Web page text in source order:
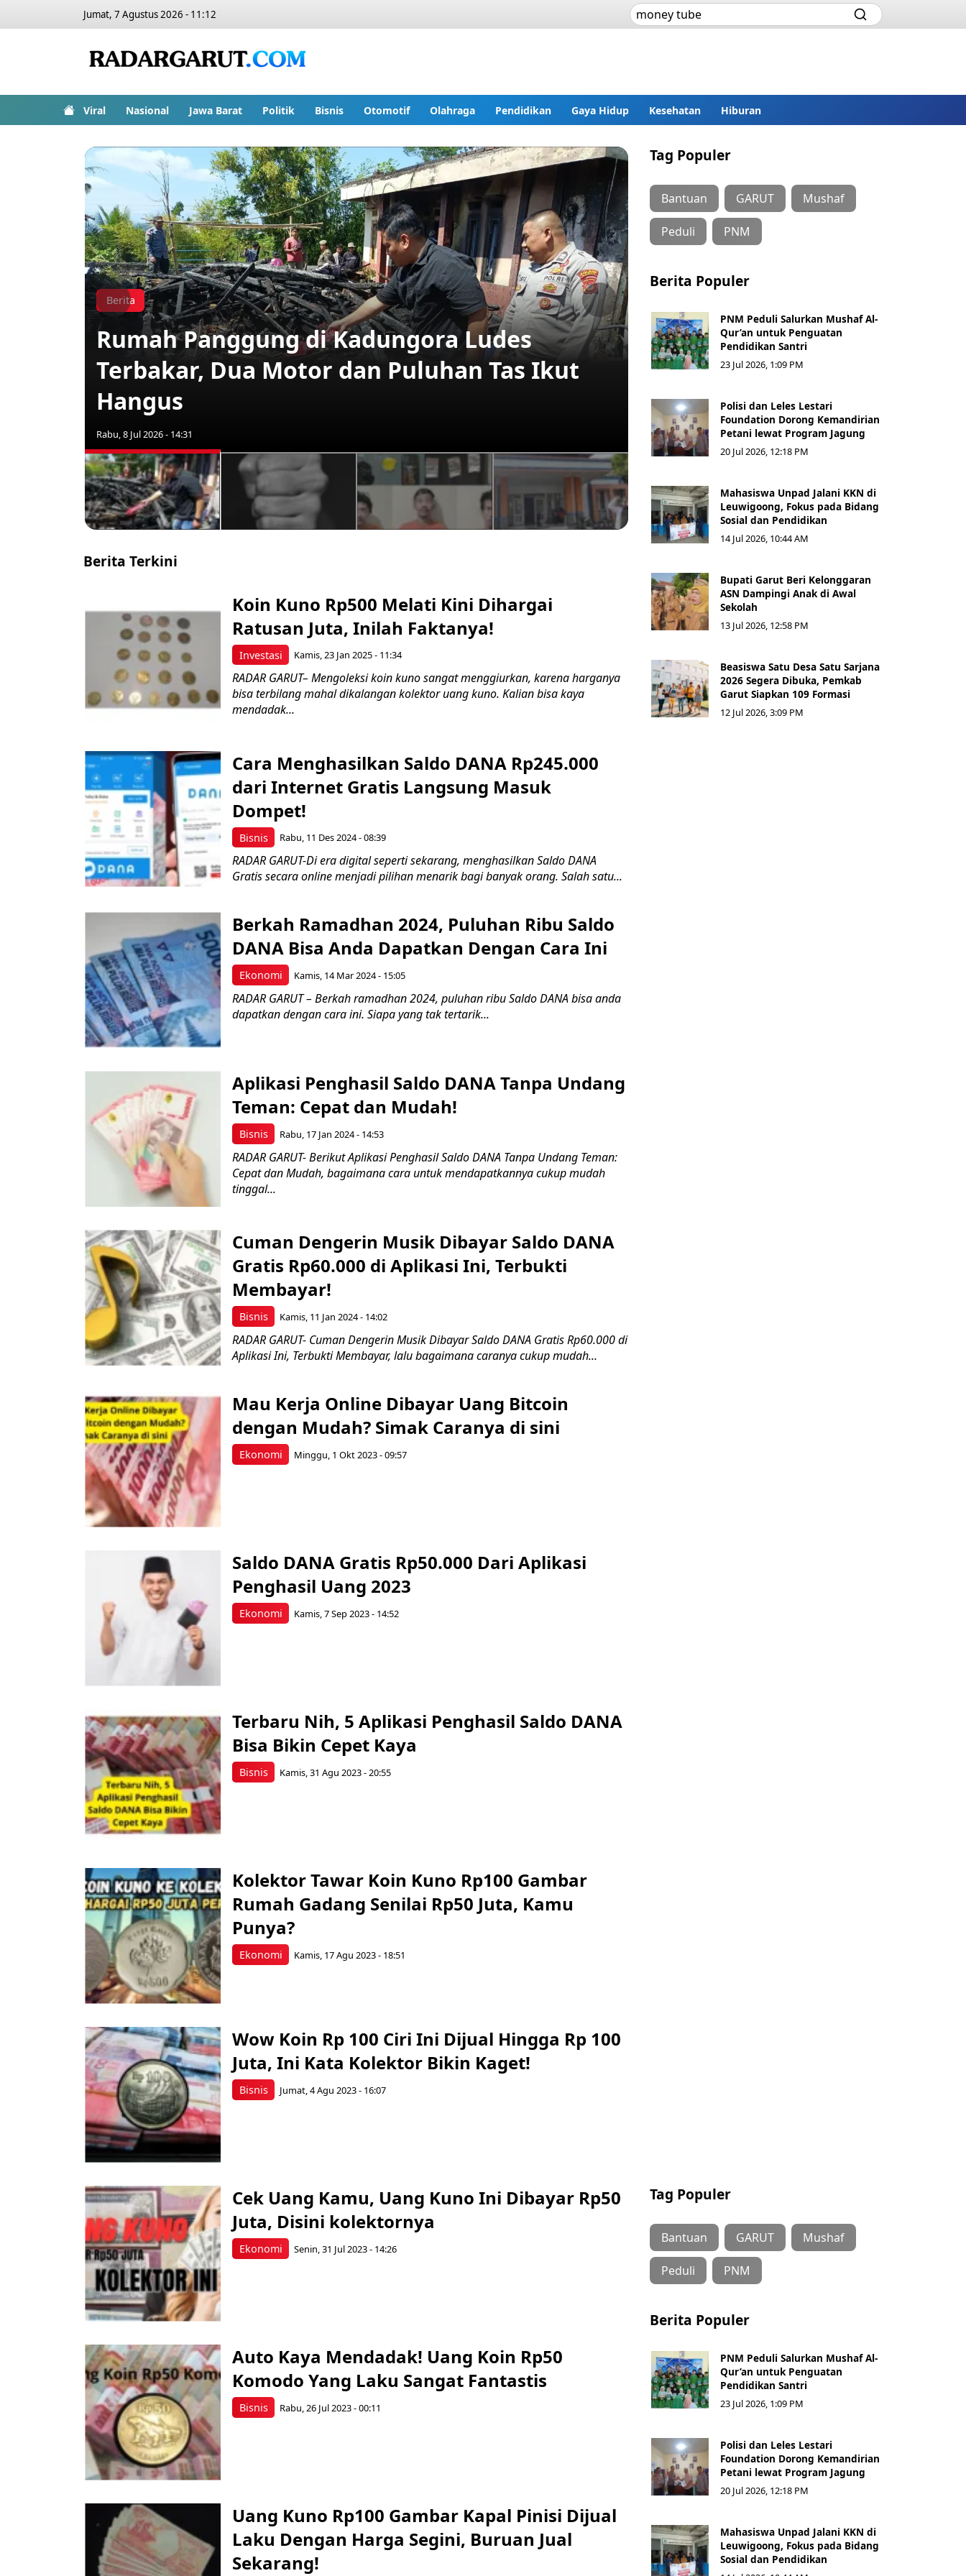
Jumat, 7 Agustus 2026 - 11:12
Viral Nasional Jawa Barat Politik Bisnis Otomotif Olahraga Pendidikan Gaya Hidup Kesehatan Hiburan
Berita
Rumah Panggung di Kadungora Ludes
Terbakar, Dua Motor dan Puluhan Tas Ikut
Hangus
Rabu, 8 Jul 2026 - 14:31
Previous Next
Berita Terkini
Investasi
Koin Kuno Rp500 Melati Kini Dihargai
Ratusan Juta, Inilah Faktanya!
Kamis, 23 Jan 2025 - 11:34
RADAR GARUT– Mengoleksi koin kuno sangat menggiurkan, karena harganya
bisa terbilang mahal dikalangan kolektor uang kuno. Kalian bisa kaya
mendadak...
Bisnis
Cara Menghasilkan Saldo DANA Rp245.000
dari Internet Gratis Langsung Masuk
Dompet!
Rabu, 11 Des 2024 - 08:39
RADAR GARUT-Di era digital seperti sekarang, menghasilkan Saldo DANA
Gratis secara online menjadi pilihan menarik bagi banyak orang. Salah satu...
Ekonomi
Berkah Ramadhan 2024, Puluhan Ribu Saldo
DANA Bisa Anda Dapatkan Dengan Cara Ini
Kamis, 14 Mar 2024 - 15:05
RADAR GARUT – Berkah ramadhan 2024, puluhan ribu Saldo DANA bisa anda
dapatkan dengan cara ini. Siapa yang tak tertarik...
Bisnis
Aplikasi Penghasil Saldo DANA Tanpa Undang
Teman: Cepat dan Mudah!
Rabu, 17 Jan 2024 - 14:53
RADAR GARUT- Berikut Aplikasi Penghasil Saldo DANA Tanpa Undang Teman:
Cepat dan Mudah, bagaimana cara untuk mendapatkannya cukup mudah
tinggal...
Bisnis
Cuman Dengerin Musik Dibayar Saldo DANA
Gratis Rp60.000 di Aplikasi Ini, Terbukti
Membayar!
Kamis, 11 Jan 2024 - 14:02
RADAR GARUT- Cuman Dengerin Musik Dibayar Saldo DANA Gratis Rp60.000 di
Aplikasi Ini, Terbukti Membayar, lalu bagaimana caranya cukup mudah...
Ekonomi
Mau Kerja Online Dibayar Uang Bitcoin
dengan Mudah? Simak Caranya di sini
Minggu, 1 Okt 2023 - 09:57
Ekonomi
Saldo DANA Gratis Rp50.000 Dari Aplikasi
Penghasil Uang 2023
Kamis, 7 Sep 2023 - 14:52
Bisnis
Terbaru Nih, 5 Aplikasi Penghasil Saldo DANA
Bisa Bikin Cepet Kaya
Kamis, 31 Agu 2023 - 20:55
Ekonomi
Kolektor Tawar Koin Kuno Rp100 Gambar
Rumah Gadang Senilai Rp50 Juta, Kamu
Punya?
Kamis, 17 Agu 2023 - 18:51
Bisnis
Wow Koin Rp 100 Ciri Ini Dijual Hingga Rp 100
Juta, Ini Kata Kolektor Bikin Kaget!
Jumat, 4 Agu 2023 - 16:07
Tag Populer
Bantuan GARUT Mushaf
Peduli PNM
Berita Populer
PNM Peduli Salurkan Mushaf Al-
Qur’an untuk Penguatan
Pendidikan Santri
23 Jul 2026, 1:09 PM
Polisi dan Leles Lestari
Foundation Dorong Kemandirian
Petani lewat Program Jagung
20 Jul 2026, 12:18 PM
Mahasiswa Unpad Jalani KKN di
Leuwigoong, Fokus pada Bidang
Sosial dan Pendidikan
14 Jul 2026, 10:44 AM
Bupati Garut Beri Kelonggaran
ASN Dampingi Anak di Awal
Sekolah
13 Jul 2026, 12:58 PM
Beasiswa Satu Desa Satu Sarjana
2026 Segera Dibuka, Pemkab
Garut Siapkan 109 Formasi
12 Jul 2026, 3:09 PM
Berita Terkini Lainnya
Ekonomi
Cek Uang Kamu, Uang Kuno Ini Dibayar Rp50
Juta, Disini kolektornya
Senin, 31 Jul 2023 - 14:26
Bisnis
Auto Kaya Mendadak! Uang Koin Rp50
Komodo Yang Laku Sangat Fantastis
Rabu, 26 Jul 2023 - 00:11
Uang Kuno Rp100 Gambar Kapal Pinisi Dijual
Laku Dengan Harga Segini, Buruan Jual
Sekarang!
Tag Populer
Bantuan GARUT Mushaf
Peduli PNM
Berita Populer
PNM Peduli Salurkan Mushaf Al-
Qur’an untuk Penguatan
Pendidikan Santri
23 Jul 2026, 1:09 PM
Polisi dan Leles Lestari
Foundation Dorong Kemandirian
Petani lewat Program Jagung
20 Jul 2026, 12:18 PM
Mahasiswa Unpad Jalani KKN di
Leuwigoong, Fokus pada Bidang
Sosial dan Pendidikan